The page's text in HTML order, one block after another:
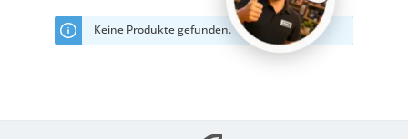
Keine Produkte gefunden.